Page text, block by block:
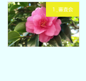
1_審査会